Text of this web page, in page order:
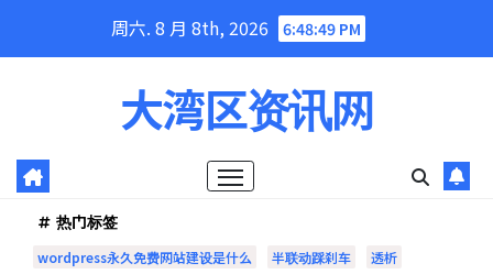
周六. 8 月 8th, 2026 6:48:51 PM
大湾区资讯网
热门标签
wordpress永久免费网站建设是什么 半联动踩刹车
透析